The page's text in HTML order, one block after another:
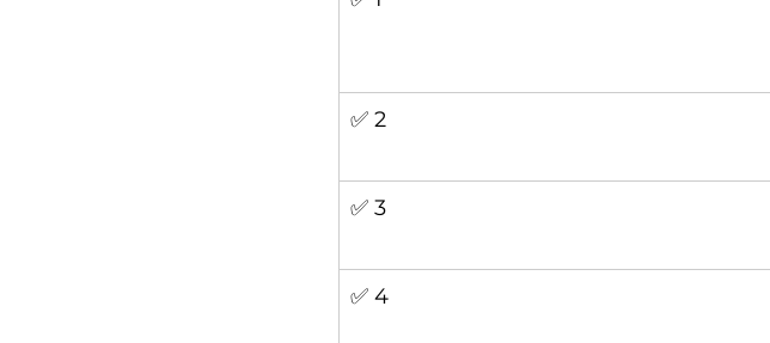
✅ 2
✅ 3
✅ 4